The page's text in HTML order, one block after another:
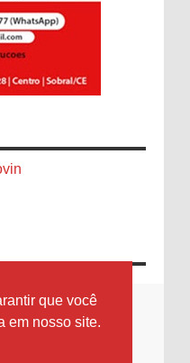
que você
em nosso site.